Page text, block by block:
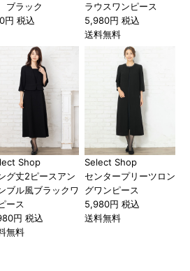
ラック
円 税込
ラウスワンピース
5,980円 税込
送料無料
Shop
グ丈2ピースアン
ブル風ブラックワ
ース
円 税込
無料
Select Shop
センタープリーツロン
グワンピース
5,980円 税込
送料無料